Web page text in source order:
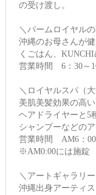
の受け渡し。
＼パームロイヤル
沖縄のお母さんが
くごはん、
営業時間 6：30～
＼ロイヤルスパ（
美肌美髪効果の高
ヘアドライヤーと5
シャンプーなどの
営業時間 AM6：00
※AM0:00には施錠
＼アートギャラリ
沖縄出身アーティ